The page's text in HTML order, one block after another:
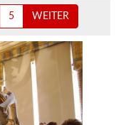
5 WEITER